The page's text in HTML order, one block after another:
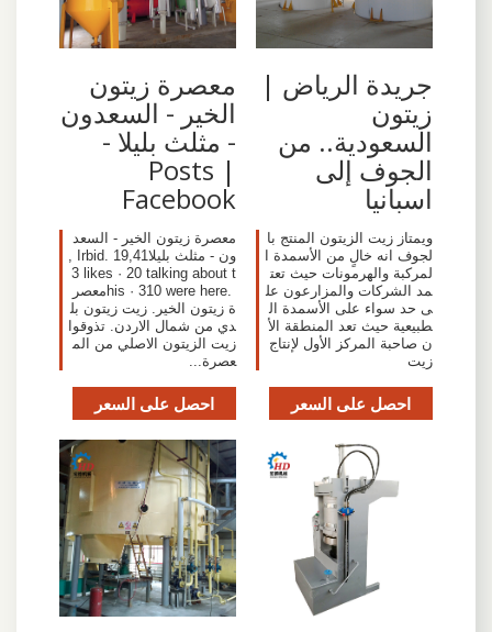
جريدة الرياض |
زيتون
السعودية.. من
الجوف إلى
اسبانيا
ويمتاز زيت الزيتون المنتج با
لجوف انه خالٍ من الأسمدة ا
لمركبة والهرمونات حيث تعت
مد الشركات والمزارعون عل
ى حد سواء على الأسمدة ال
طبيعية حيث تعد المنطقة الأ
ن صاحبة المركز الأول لإنتاج
زيت
احصل على السعر
‫معصرة زيتون
الخير - السعدون
- مثلث بليلا -
Posts |
Facebook‬
‎معصرة زيتون الخير - السعد
ون - مثلث بليلا‎, Irbid. 19,41
3 likes · 20 talking about t
his · 310 were here. ‎معصر
ة زيتون الخير. زيت زيتون بل
دي من شمال الاردن. تذوقوا
زيت الزيتون الاصلي من الم
عصرة...
احصل على السعر